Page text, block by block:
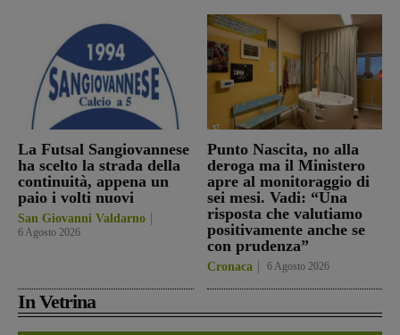
La Futsal Sangiovannese
ha scelto la strada della
continuità, appena un
paio i volti nuovi
San Giovanni Valdarno
6 Agosto 2026
Punto Nascita, no alla
deroga ma il Ministero
apre al monitoraggio di
sei mesi. Vadi: “Una
risposta che valutiamo
positivamente anche se
con prudenza”
Cronaca 6 Agosto 2026
In Vetrina